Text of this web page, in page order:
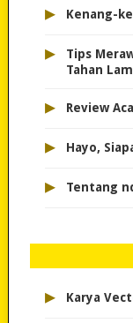
▸ Kenang-
▸
Tips
Tahan
▸ Review
▸ Hayo,
▸ Tentang
▸ Karya